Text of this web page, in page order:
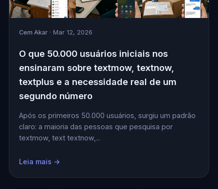
Cem Akar· Mar 12, 2026
O que 50.000 usuários iniciais nos
ensinaram sobre textmow, textnow,
textplus e a necessidade real de um
segundo número
Após os primeiros 50.000 usuários, surgiu um padrão
claro: a maioria das pessoas que pesquisa por
textmow, text textnow,...
Leia mais →